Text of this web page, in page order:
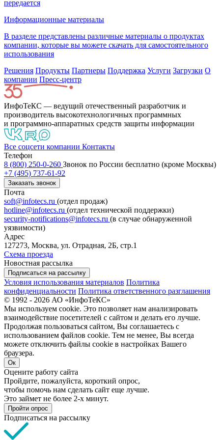
передается
Информационные материалы
В разделе представлены различные материалы о продуктах
компании, которые вы можете скачать для самостоятельного
использования
Решения Продукты Партнeры Поддержка Услуги Загрузки О
компании Пресс-центр
ИнфоТеКС — ведущий отечественный разработчик и
производитель высокотехнологичных программных
и программно-аппаратных средств защиты информации
Все соцсети компании Контакты
Телефон
8 (800) 250-0-260 Звонок по России бесплатно (кроме Москвы)
+7 (495) 737-61-92
Заказать звонок
Почта
soft@infotecs.ru (отдел продаж)
hotline@infotecs.ru (отдел технической поддержки)
security-notifications@infotecs.ru (в случае обнаруженной
уязвимости)
Адрес
127273, Москва, ул. Отрадная, 2Б, стр.1
Схема проезда
Новостная рассылка
Подписаться на рассылку
Условия использования материалов Политика
конфиденциальности Политика ответственного разглашения
© 1992 - 2026 АО «ИнфоТеКС»
Мы используем cookie. Это позволяет нам анализировать
взаимодействие посетителей с сайтом и делать его лучше.
Продолжая пользоваться сайтом, Вы соглашаетесь с
использованием файлов cookie. Тем не менее, Вы всегда
можете отключить файлы cookie в настройках Вашего
браузера.
Ок
Оцените работу сайта
Пройдите, пожалуйста, короткий опрос,
чтобы помочь нам сделать сайт еще лучше.
Это займет не более 2-х минут.
Пройти опрос
Подписаться на рассылку